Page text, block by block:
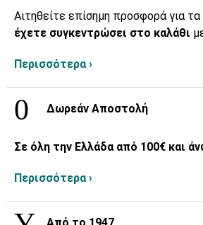
Αιτηθείτε επίσημη προσφορά για τα
έχετε συγκεντρώσει στο καλάθι
Περισσότερα ›
Δωρεάν Αποστολή
Σε όλη την Ελλάδα από 100€ και
Περισσότερα ›